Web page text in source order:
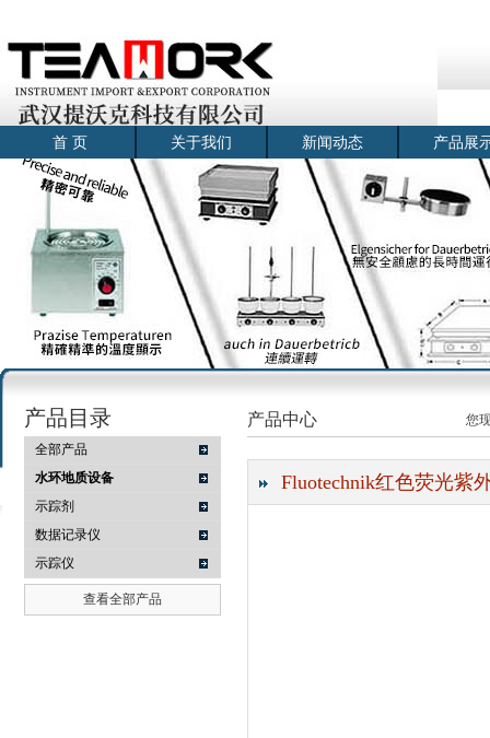
武汉提沃克科技有限公司
首 页 关于我们 新闻动态 产品展
产品目录
全部产品
水环地质设备
示踪剂
数据记录仪
示踪仪
查看全部产品
产品中心 您
Fluotechnik红色荧光紫